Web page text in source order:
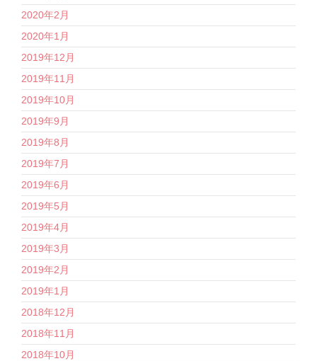
2020年2月
2020年1月
2019年12月
2019年11月
2019年10月
2019年9月
2019年8月
2019年7月
2019年6月
2019年5月
2019年4月
2019年3月
2019年2月
2019年1月
2018年12月
2018年11月
2018年10月